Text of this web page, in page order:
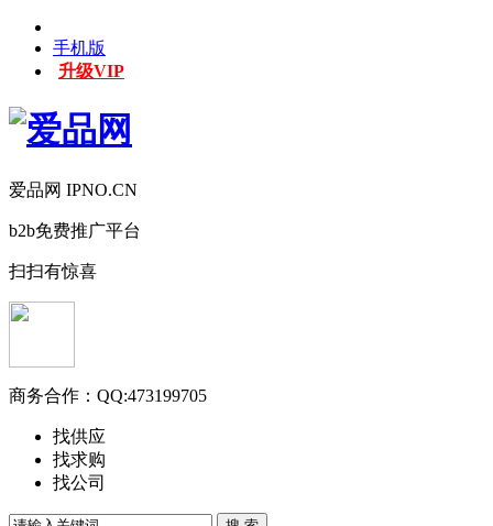
手机版
升级VIP
爱品网 IPNO.CN
b2b免费推广平台
扫扫有惊喜
商务合作： QQ:473199705
找供应
找求购
找公司